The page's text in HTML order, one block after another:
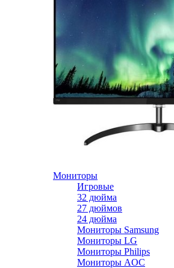
Мониторы
Игровые
32 дюйма
27 дюймов
24 дюйма
Мониторы Samsung
Мониторы LG
Мониторы Philips
Мониторы AOC